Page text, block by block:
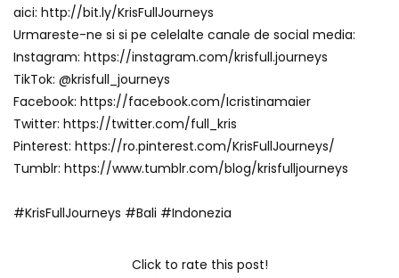
aici: http://bit.ly/KrisFullJourneys
Urmareste-ne si si pe celelalte canale de social media:
Instagram: https://instagram.com/krisfull.journeys
TikTok: @krisfull_journeys
Facebook: https://facebook.com/Icristinamaier
Twitter: https://twitter.com/full_kris
Pinterest: https://ro.pinterest.com/KrisFullJourneys/
Tumblr: https://www.tumblr.com/blog/krisfulljourneys
#KrisFullJourneys #Bali #Indonezia
Click to rate this post!